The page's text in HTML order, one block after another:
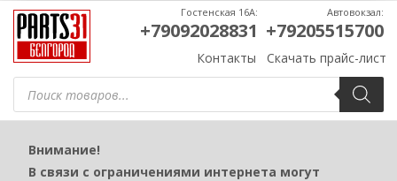
Поиск
товаров
Контакты Скачать прайс-лист
Гостенская 16А:
+79092028831
Автовокзал:
+79205515700
Внимание!
В связи с ограничениями интернета могут